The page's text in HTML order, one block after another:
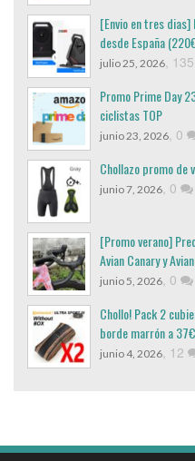
[Envio en tres dias]
desde España
julio 25, 2026, 135
Promo Prime Day
ciclistas TOP
junio 23, 2026, 0
Chollazo promo de
junio 7, 2026, 0
[Promo verano]
Avian Canary y
junio 5, 2026, 0
Chollo! Pack 2
borde marrón a 37€
junio 4, 2026, 12